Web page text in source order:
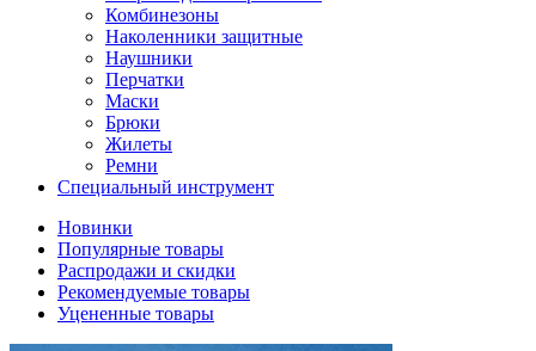
Комбинезоны
Наколенники защитные
Наушники
Перчатки
Маски
Брюки
Жилеты
Ремни
Специальный инструмент
Новинки
Популярные товары
Распродажи и скидки
Рекомендуемые товары
Уцененные товары